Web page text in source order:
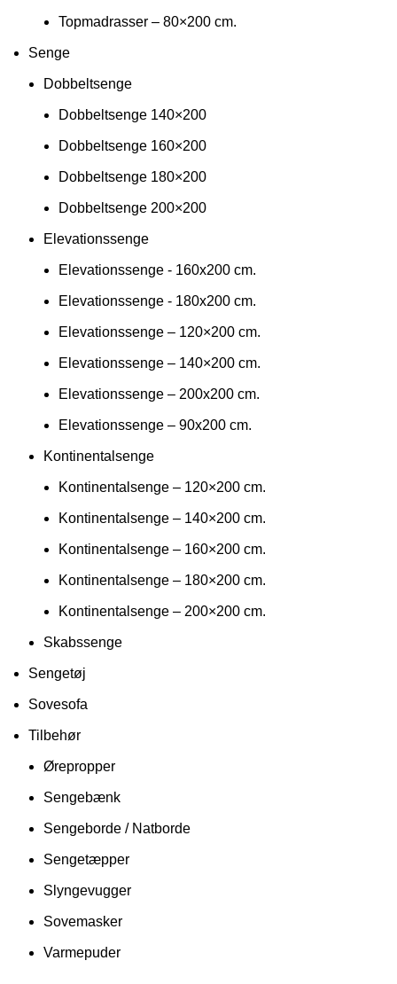
Topmadrasser – 80×200 cm.
Senge
Dobbeltsenge
Dobbeltsenge 140×200
Dobbeltsenge 160×200
Dobbeltsenge 180×200
Dobbeltsenge 200×200
Elevationssenge
Elevationssenge - 160x200 cm.
Elevationssenge - 180x200 cm.
Elevationssenge – 120×200 cm.
Elevationssenge – 140×200 cm.
Elevationssenge – 200x200 cm.
Elevationssenge – 90x200 cm.
Kontinentalsenge
Kontinentalsenge – 120×200 cm.
Kontinentalsenge – 140×200 cm.
Kontinentalsenge – 160×200 cm.
Kontinentalsenge – 180×200 cm.
Kontinentalsenge – 200×200 cm.
Skabssenge
Sengetøj
Sovesofa
Tilbehør
Ørepropper
Sengebænk
Sengeborde / Natborde
Sengetæpper
Slyngevugger
Sovemasker
Varmepuder